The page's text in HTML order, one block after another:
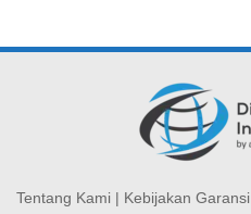
Tentang Kami | Kebijakan Garansi